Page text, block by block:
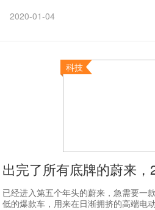
2020-01-04
科技
出完了所有底牌的蔚来，
已经进入第五个年头的蔚来，急需要一
低的爆款车，用来在日渐拥挤的高端电